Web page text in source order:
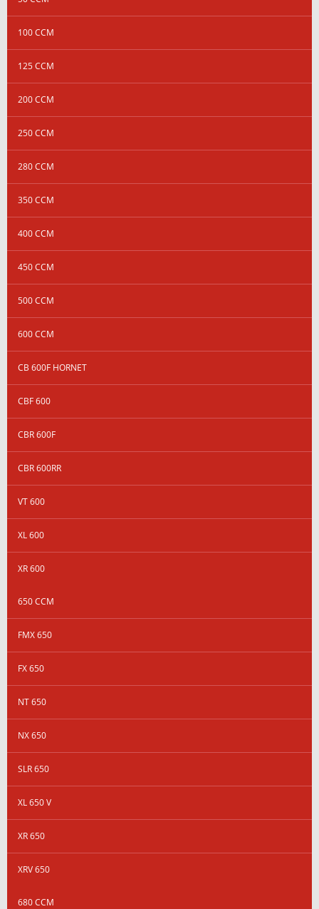
100 CCM
125 CCM
200 CCM
250 CCM
280 CCM
350 CCM
400 CCM
450 CCM
500 CCM
600 CCM
CB 600F HORNET
CBF 600
CBR 600F
CBR 600RR
VT 600
XL 600
XR 600
650 CCM
FMX 650
FX 650
NT 650
NX 650
SLR 650
XL 650 V
XR 650
XRV 650
680 CCM